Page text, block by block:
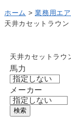
ホーム >業務用エ
天井カセットラウン
天井カセットラウ
馬力
メーカー
検索